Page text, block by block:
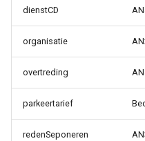
dienstCD
organisatie
overtreding
parkeertarief
redenSeponeren